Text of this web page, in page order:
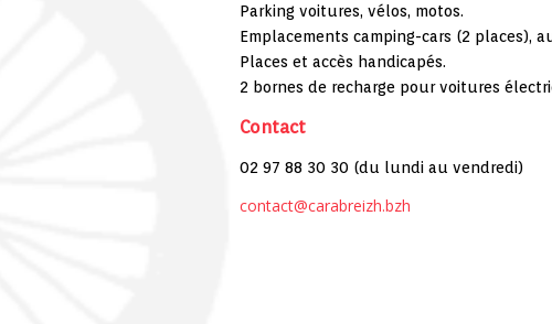
Parking voitures, vélos, motos.
Emplacements camping-cars (2 places),
Places et accès handicapés.
2 bornes de recharge pour voitures
Contact
02 97 88 30 30 (du lundi au vendredi)
contact@carabreizh.bzh